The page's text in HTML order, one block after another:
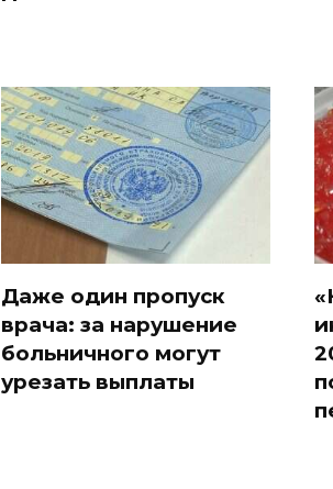
Даже один пропуск
врача: за нарушение
больничного могут
урезать выплаты